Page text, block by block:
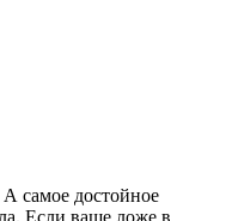
самое достойное